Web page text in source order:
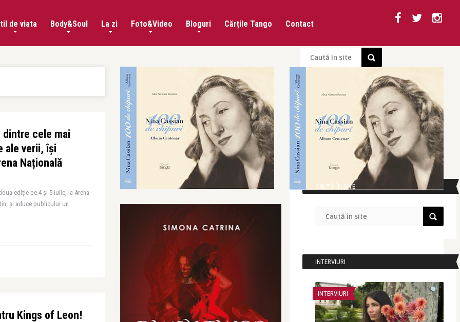
de viata Body&Soul La zi Foto&Video Bloguri Cărțile Tango Contact
dintre cele mai
ale verii, își
Națională
ediție pe 4 și 5 iulie, la Arena
și aduce publicului un
Kings of Leon!
CAUTĂ ÎN SITE
INTERVIURI
INTERVIURI